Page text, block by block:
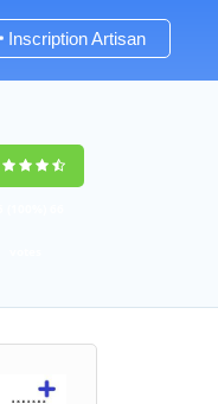
Inscription Artisan